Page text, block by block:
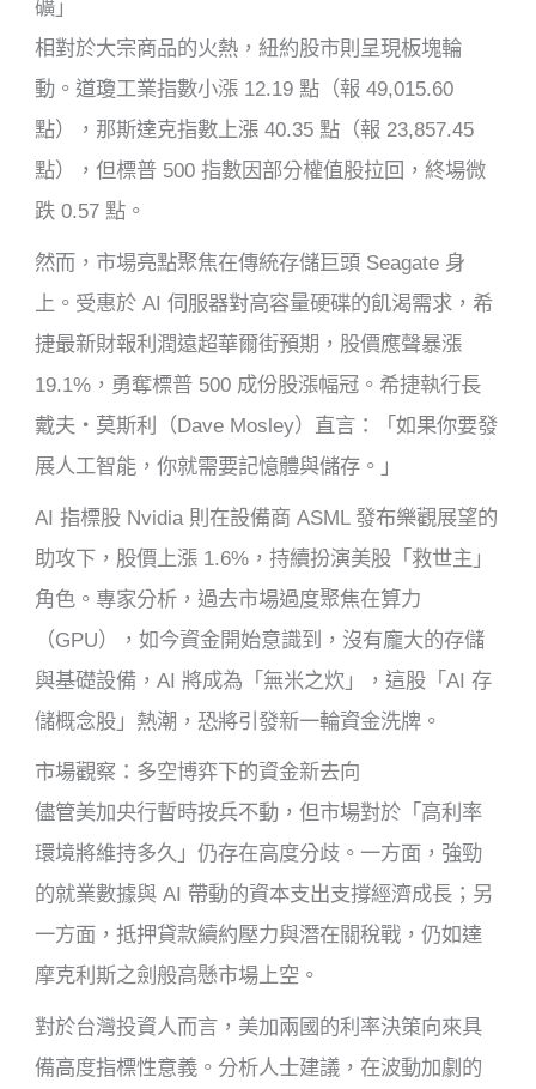
礦」
相對於大宗商品的火熱，紐約股市則呈現板塊輪
動。道瓊工業指數小漲 12.19 點（報 49,015.60
點），那斯達克指數上漲 40.35 點（報 23,857.45
點），但標普 500 指數因部分權值股拉回，終場微
跌 0.57 點。
然而，市場亮點聚焦在傳統存儲巨頭 Seagate 身
上。受惠於 AI 伺服器對高容量硬碟的飢渴需求，希
捷最新財報利潤遠超華爾街預期，股價應聲暴漲
19.1%，勇奪標普 500 成份股漲幅冠。希捷執行長
戴夫・莫斯利（Dave Mosley）直言：「如果你要發
展人工智能，你就需要記憶體與儲存。」
AI 指標股 Nvidia 則在設備商 ASML 發布樂觀展望的
助攻下，股價上漲 1.6%，持續扮演美股「救世主」
角色。專家分析，過去市場過度聚焦在算力
（GPU），如今資金開始意識到，沒有龐大的存儲
與基礎設備，AI 將成為「無米之炊」，這股「AI 存
儲概念股」熱潮，恐將引發新一輪資金洗牌。
市場觀察：多空博弈下的資金新去向
儘管美加央行暫時按兵不動，但市場對於「高利率
環境將維持多久」仍存在高度分歧。一方面，強勁
的就業數據與 AI 帶動的資本支出支撐經濟成長；另
一方面，抵押貸款續約壓力與潛在關稅戰，仍如達
摩克利斯之劍般高懸市場上空。
對於台灣投資人而言，美加兩國的利率決策向來具
備高度指標性意義。分析人士建議，在波動加劇的